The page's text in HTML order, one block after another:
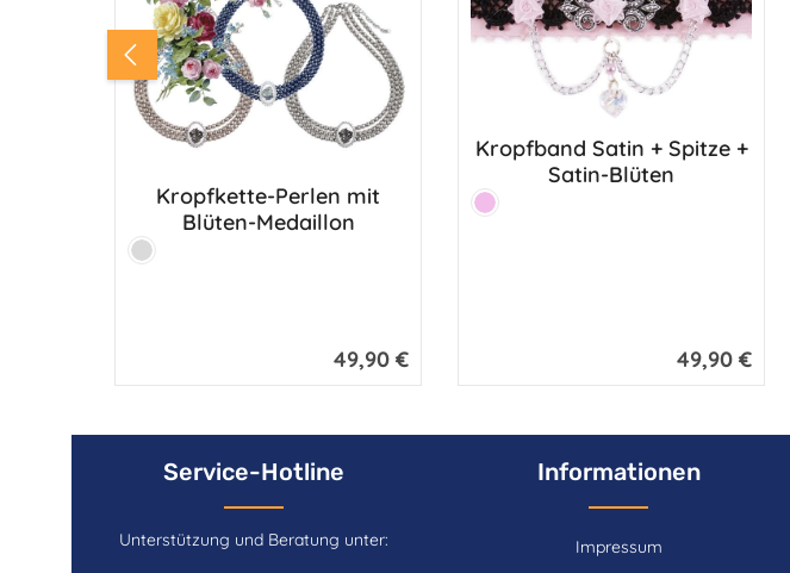
Kropfkette-Perlen mit
Blüten-Medaillon
Farbe:
Silber
Regulärer Preis:
49,90 €
Kropfband Satin + Spitze +
Satin-Blüten
Farbe:
Rosa
Regulärer Preis:
49,90 €
Service-Hotline
Unterstützung und Beratung unter:
Informationen
Impressum